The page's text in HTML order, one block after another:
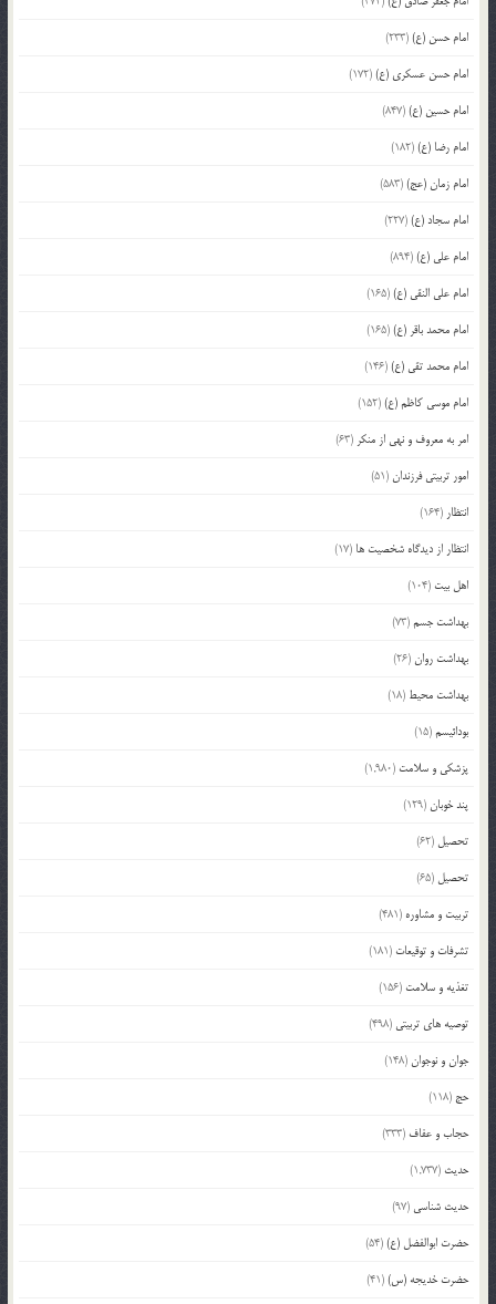
امام حسن (ع)(233)
امام حسن عسکری (ع)(172)
امام حسین (ع)(847)
امام رضا (ع)(182)
امام زمان (عج)(583)
امام سجاد (ع)(227)
امام علی (ع)(894)
امام علی النقی (ع)(165)
امام محمد باقر (ع)(165)
امام محمد تقی (ع)(146)
امام موسی کاظم (ع)(152)
امر به معروف و نهی از منکر (63)
امور تربیتی فرزندان (51)
انتظار (164)
انتظار از دیدگاه شخصیت ها (17)
اهل بیت (104)
بهداشت جسم(73)
بهداشت روان (26)
بهداشت محیط (18)
بودائیسم(15)
پزشکی و سلامت (1,980)
پند خوبان (129)
تحصیل (62)
تحصیل (65)
تربیت و مشاوره (481)
تشرفات و توقیعات (181)
تغذیه و سلامت (156)
توصیه های تربیتی (498)
جوان و نوجوان (148)
حج (118)
حجاب و عفاف (333)
حدیث (1,737)
حدیث شناسی (97)
حضرت ابوالفضل (ع)(54)
حضرت خدیجه (س)(41)